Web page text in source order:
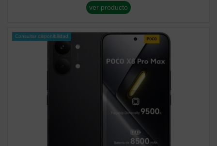
ver producto
Consultar disponibilidad